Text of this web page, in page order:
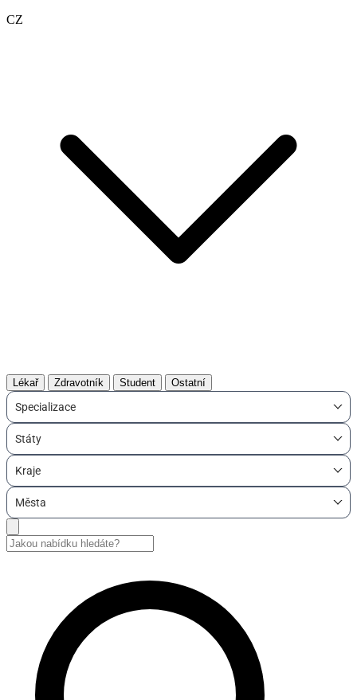
CZ
Lékař Zdravotník Student Ostatní
Specializace
Státy
Kraje
Města